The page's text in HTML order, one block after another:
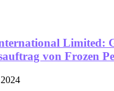
Limited:
von Frozen